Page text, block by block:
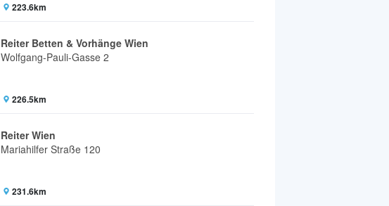
223.6km
Reiter Betten & Vorhänge Wien
Wolfgang-Pauli-Gasse 2
226.5km
Reiter Wien
Mariahilfer Straße 120
231.6km